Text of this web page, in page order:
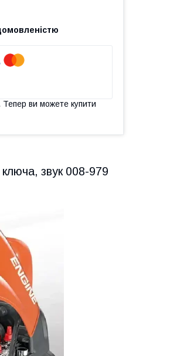
Тепер ви можете купити
звук 008-979